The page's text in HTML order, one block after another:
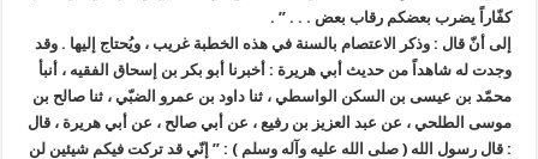
كفّاراً يضرب بعضكم رقاب بعض . . . ” .
إلى أنّ قال : وذكر الاعتصام بالسنة في هذه الخطبة غريب ، ويُحتاج إليها . وقد
وجدت له شاهداً من حديث أبي هريرة : أخبرنا أبو بكر بن إسحاق الفقيه ، أنبأ
محمّد بن عيسى بن السكن الواسطي ، ثنا داود بن عمرو الضبّي ، ثنا صالح بن
موسى الطلحي ، عن عبد العزيز بن رفيع ، عن أبي صالح ، عن أبي هريرة ، قال
: قال رسول الله ( صلى الله عليه وآله وسلم ) : ” إنّي قد تركت فيكم شيئين لن